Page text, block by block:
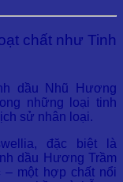
chất như Tinh
dầu Nhũ Hương
những loại tinh
sử nhân loại.
đặc biệt là
dầu Hương Trầm
– một hợp chất nổi